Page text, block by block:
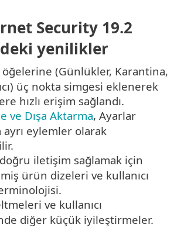
Security 19.2
yenilikler
(Günlükler, Karantina,
üç nokta simgesi eklenerek
hızlı erişim sağlandı.
ve Dışa Aktarma, Ayarlar
ayrı eylemler olarak
iletişim sağlamak için
ürün dizeleri ve kullanıcı
ve kullanıcı
diğer küçük iyileştirmeler.